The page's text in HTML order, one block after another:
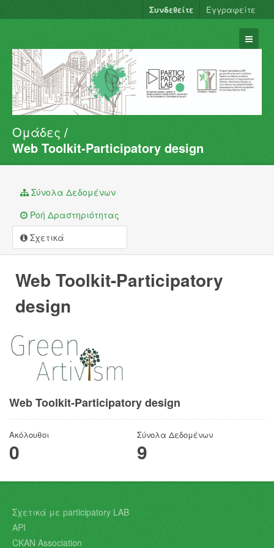
Συνδεθείτε Εγγραφείτε
Σύνολα Δεδομένων
Φορείς
Σχετικά
Ομάδες
Web Toolkit-Participatory design
Σύνολα Δεδομένων
Ροή Δραστηριότητας
Σχετικά
Web Toolkit-Participatory
design
Web Toolkit-Participatory design
Ακόλουθοι
0
Σύνολα Δεδομένων
9
Σχετικά με participatory LAB
API
CKAN Association